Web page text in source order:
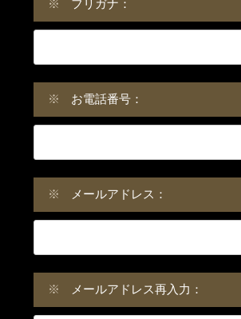
※ フリガナ：
※ お電話番号：
※ メールアドレス：
※ メールアドレス再入力：